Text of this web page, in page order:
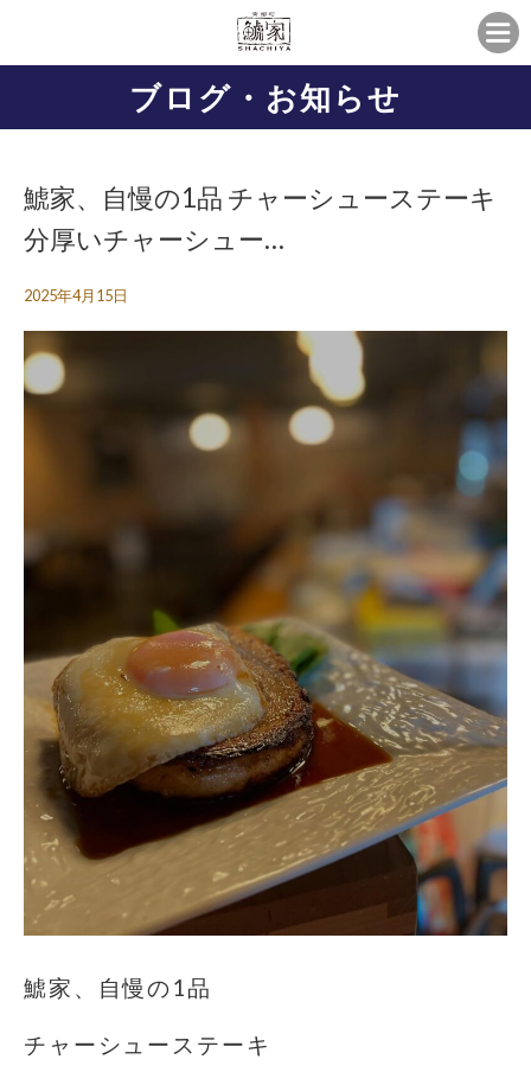
ブログ・お知らせ
鯱家、自慢の1品 チャーシューステーキ️
分厚いチャーシュー…
2025年4月15日
鯱家、自慢の1品
チャーシューステーキ️